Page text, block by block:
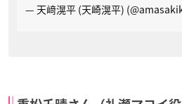
— 天﨑滉平 (天崎滉平)